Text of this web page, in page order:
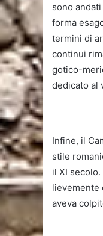
sono
forma
termini di
continui
gotico-
dedicato al
Infine, il
stile
il XI
lievemente
aveva